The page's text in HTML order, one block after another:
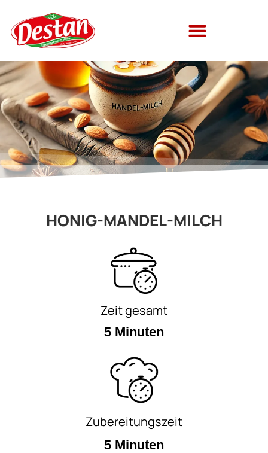
HONIG-MANDEL-MILCH
Zeit gesamt
5 Minuten
Zubereitungszeit
5 Minuten